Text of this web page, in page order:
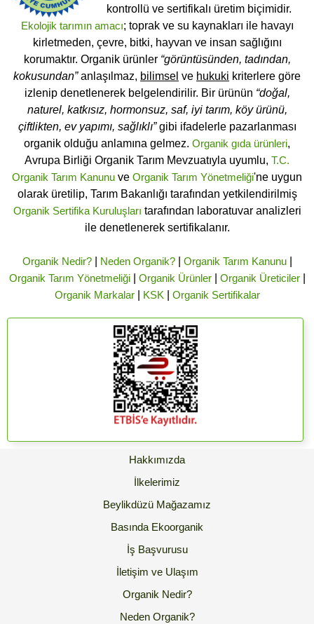
kontrollü ve sertifikalı üretim biçimidir.
Ekolojik tarımın amacı; toprak ve su kaynakları ile havayı
kirletmeden, çevre, bitki, hayvan ve insan sağlığını
korumaktır. Organik ürünler “görüntüsünden, tadından,
kokusundan”anlaşılmaz, bilimsel ve hukuki kriterlere göre
izlenip denetlenerek belgelendirilir. Bir ürünün “doğal,
naturel, katkısız, hormonsuz, saf, iyi tarım, köy ürünü,
çiftlikten, ev yapımı, sağlıklı”gibi ifadelerle pazarlanması
organik olduğu anlamına gelmez. Organik gıda ürünleri,
Avrupa Birliği Organik Tarım Mevzuatıyla uyumlu, T.C.
Organik Tarım Kanunu ve Organik Tarım Yönetmeliği'ne uygun
olarak üretilip, Tarım Bakanlığı tarafından yetkilendirilmiş
Organik Sertifika Kuruluşları tarafından laboratuvar analizleri
ile denetlenerek sertifikalanır.
Organik Nedir?| Neden Organik?| Organik Tarım Kanunu|
Organik Tarım Yönetmeliği| Organik Ürünler| Organik Üreticiler|
Organik Markalar| KSK Organik Sertifikalar
Hakkımızda
İlkelerimiz
Beylikdüzü Mağazamız
Basında Ekoorganik
İş Başvurusu
İletişim ve Ulaşım
Organik Nedir?
Neden Organik?